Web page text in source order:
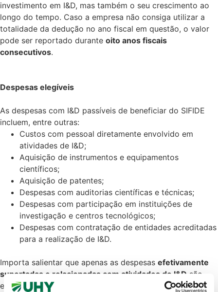
investimento em I&D, mas também o seu crescimento ao
longo do tempo. Caso a empresa não consiga utilizar a
totalidade da dedução no ano fiscal em questão, o valor
pode ser reportado durante oito anos fiscais
consecutivos.
Despesas elegíveis
As despesas com I&D passíveis de beneficiar do SIFIDE
incluem, entre outras:
Custos com pessoal diretamente envolvido em
atividades de I&D;
Aquisição de instrumentos e equipamentos
científicos;
Aquisição de patentes;
Despesas com auditorias científicas e técnicas;
Despesas com participação em instituições de
investigação e centros tecnológicos;
Despesas com contratação de entidades acreditadas
para a realização de I&D.
Importa salientar que apenas as despesas efetivamente
suportadas e relacionadas com atividades de I&D são
elegíveis, sendo exigido um rigoroso processo de